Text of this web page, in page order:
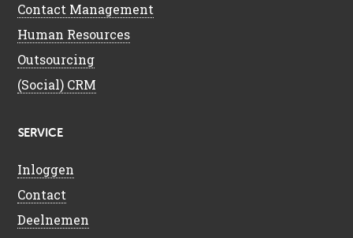
Contact Management
Human Resources
Outsourcing
(Social) CRM
SERVICE
Inloggen
Contact
Deelnemen